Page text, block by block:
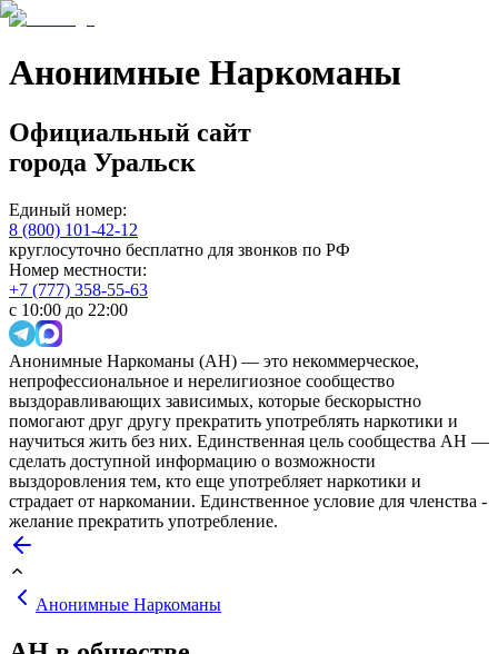
Анонимные Наркоманы
Официальный сайт
города Уральск
Единый номер:
8 (800) 101-42-12
круглосуточно бесплатно для звонков по РФ
Номер местности:
+7 (777) 358-55-63
с 10:00 до 22:00
Анонимные Наркоманы (АН) — это некоммерческое,
непрофессиональное и нерелигиозное сообщество
выздоравливающих зависимых, которые бескорыстно
помогают друг другу прекратить употреблять наркотики и
научиться жить без них. Единственная цель сообщества АН —
сделать доступной информацию о возможности
выздоровления тем, кто еще употребляет наркотики и
страдает от наркомании. Единственное условие для членства -
желание прекратить употребление.
Анонимные Наркоманы